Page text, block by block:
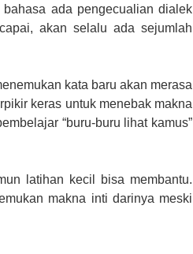
ada pengecualian dialek
akan selalu ada sejumlah
kata baru akan merasa
keras untuk menebak makna
“buru-buru lihat kamus”
latihan kecil bisa membantu.
makna inti darinya meski